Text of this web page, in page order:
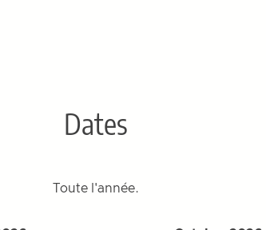
Dates
Toute l'année.